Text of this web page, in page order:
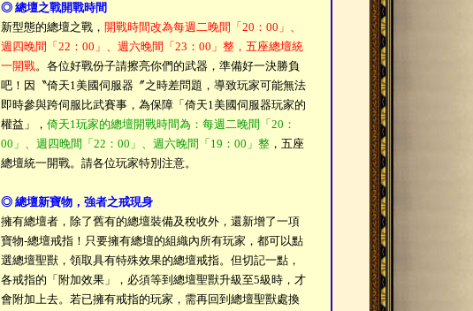
◎ 總壇之戰開戰時間
新型態的總壇之戰， 開戰時間改為每週二晚間「20：00」、
週四晚間「22：00」、週六晚間「23：00」整，五座總壇統
一開戰。各位好戰份子請擦亮你們的武器，準備好一決勝負
吧！因〝倚天1美國伺服器〞之時差問題，導致玩家可能無法
即時參與跨伺服比武賽事，為保障「倚天1美國伺服器玩家的
權益」， 倚天1玩家的總壇開戰時間為：每週二晚間「20：
00」、週四晚間「22：00」、週六晚間「19：00」整 ，五座
總壇統一開戰。請各位玩家特別注意。
◎ 總壇新寶物，強者之戒現身
擁有總壇者，除了舊有的總壇裝備及稅收外，還新增了一項
寶物-總壇戒指！只要擁有總壇的組織內所有玩家，都可以點
選總壇聖獸，領取具有特殊效果的總壇戒指。但切記一點，
各戒指的「附加效果」，必須等到總壇聖獸升級至5級時，才
會附加上去。若已擁有戒指的玩家，需再回到總壇聖獸處換